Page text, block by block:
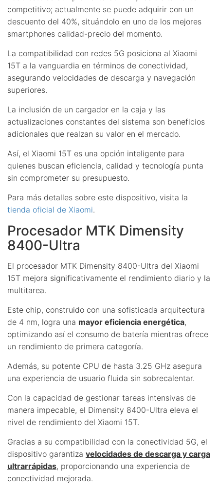
competitivo; actualmente se puede adquirir con un
descuento del 40%, situándolo en uno de los mejores
smartphones calidad-precio del momento.
La compatibilidad con redes 5G posiciona al Xiaomi
15T a la vanguardia en términos de conectividad,
asegurando velocidades de descarga y navegación
superiores.
La inclusión de un cargador en la caja y las
actualizaciones constantes del sistema son beneficios
adicionales que realzan su valor en el mercado.
Así, el Xiaomi 15T es una opción inteligente para
quienes buscan eficiencia, calidad y tecnología punta
sin comprometer su presupuesto.
Para más detalles sobre este dispositivo, visita la
tienda oficial de Xiaomi.
Procesador MTK Dimensity
8400-Ultra
El procesador MTK Dimensity 8400-Ultra del Xiaomi
15T mejora significativamente el rendimiento diario y la
multitarea.
Este chip, construido con una sofisticada arquitectura
de 4 nm, logra una mayor eficiencia energética,
optimizando así el consumo de batería mientras ofrece
un rendimiento de primera categoría.
Además, su potente CPU de hasta 3.25 GHz asegura
una experiencia de usuario fluida sin sobrecalentar.
Con la capacidad de gestionar tareas intensivas de
manera impecable, el Dimensity 8400-Ultra eleva el
nivel de rendimiento del Xiaomi 15T.
Gracias a su compatibilidad con la conectividad 5G, el
dispositivo garantiza velocidades de descarga y carga
ultrarrápidas, proporcionando una experiencia de
conectividad mejorada.